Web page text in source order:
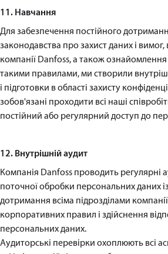
11. Навчання
Для забезпечення постійного
законодавства про захист даних і
компанії Danfoss, а також ознайомлення
такими правилами, ми створили
і підготовки в області захисту
зобов'язані проходити всі наші
постійний або регулярний доступ до
12. Внутрішній аудит
Компанія Danfoss проводить регулярні
поточної обробки персональних даних
дотримання всіма підрозділами
корпоративних правил і здійснення
персональних даних.
Аудиторські перевірки охоплюють всі